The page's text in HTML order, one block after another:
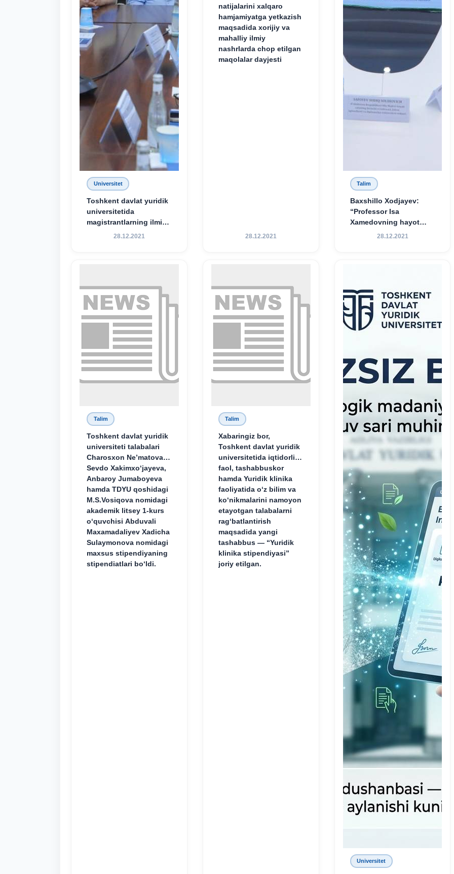
Universitet
Toshkent davlat yuridik
universitetida
magistrantlarning ilmiy-
amaliy konferensiyasi
28.12.2021
natijalarini xalqaro
hamjamiyatga yetkazish
maqsadida xorijiy va
mahalliy ilmiy
nashrlarda chop etilgan
maqolalar dayjesti
28.12.2021
Talim
Baxshillo Xodjayev:
“Professor Isa
Xamedovning hayot
yo‘li — ilm-fanga,
28.12.2021
Talim
Toshkent davlat yuridik
universiteti talabalari
Charosxon Ne’matova,
Sevdo Xakimxo‘jayeva,
Anbaroy Jumaboyeva
hamda TDYU qoshidagi
M.S.Vosiqova nomidagi
akademik litsey 1-kurs
o‘quvchisi Abduvali
Maxamadaliyev Xadicha
Sulaymonova nomidagi
maxsus stipendiyaning
stipendiatlari bo‘ldi.
Talim
Xabaringiz bor,
Toshkent davlat yuridik
universitetida iqtidorli,
faol, tashabbuskor
hamda Yuridik klinika
faoliyatida o‘z bilim va
ko‘nikmalarini namoyon
etayotgan talabalarni
rag‘batlantirish
maqsadida yangi
tashabbus — “Yuridik
klinika stipendiyasi”
joriy etilgan.
Universitet